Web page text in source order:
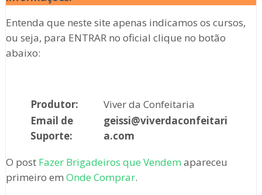
Entenda que neste site apenas indicamos os cursos,
ou seja, para ENTRAR no oficial clique no botão
abaixo:
Produtor:
Viver da Confeitaria
Email de
Suporte:
geissi@viverdaconfeitari
a.com
O post Fazer Brigadeiros que Vendem apareceu
primeiro em Onde Comprar.